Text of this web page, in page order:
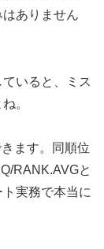
ありません
いると、ミス
。
ます。同順位
RANK.AVGと
実務で本当に